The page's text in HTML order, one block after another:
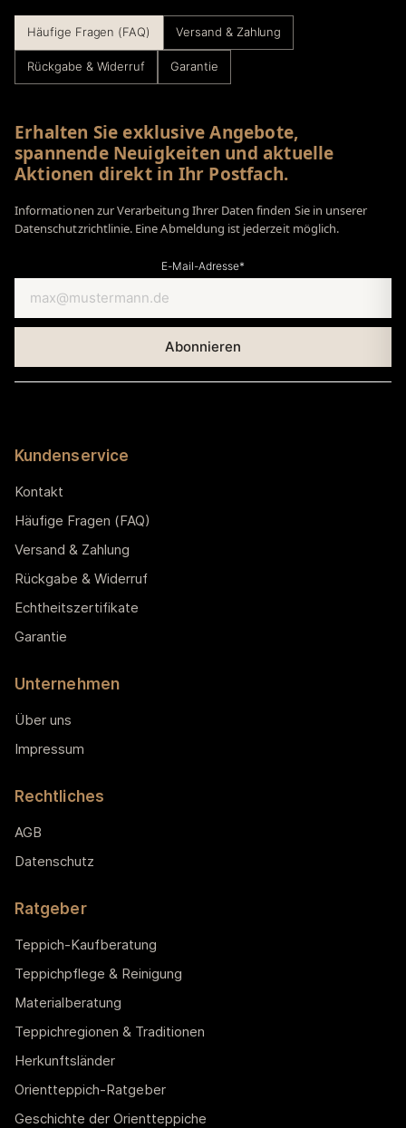
Häufige Fragen (FAQ) Versand & Zahlung
Rückgabe & Widerruf Garantie
Erhalten Sie exklusive Angebote,
spannende Neuigkeiten und aktuelle
Aktionen direkt in Ihr Postfach.
Informationen zur Verarbeitung Ihrer Daten finden Sie in unserer
Datenschutzrichtlinie. Eine Abmeldung ist jederzeit möglich.
E-Mail-Adresse*
Kundenservice
Kontakt
Häufige Fragen (FAQ)
Versand & Zahlung
Rückgabe & Widerruf
Echtheitszertifikate
Garantie
Unternehmen
Über uns
Impressum
Rechtliches
AGB
Datenschutz
Ratgeber
Teppich-Kaufberatung
Teppichpflege & Reinigung
Materialberatung
Teppichregionen & Traditionen
Herkunftsländer
Orientteppich-Ratgeber
Geschichte der Orientteppiche